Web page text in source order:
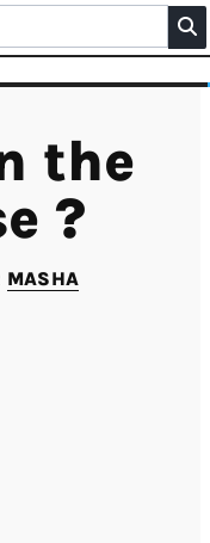
the
?
MASHA